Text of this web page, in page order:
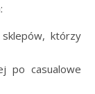
sklepów, którzy
po casualowe